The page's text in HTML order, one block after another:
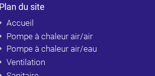
Plan du site
Accueil
Pompe à chaleur air/air
Pompe à chaleur air/eau
Ventilation